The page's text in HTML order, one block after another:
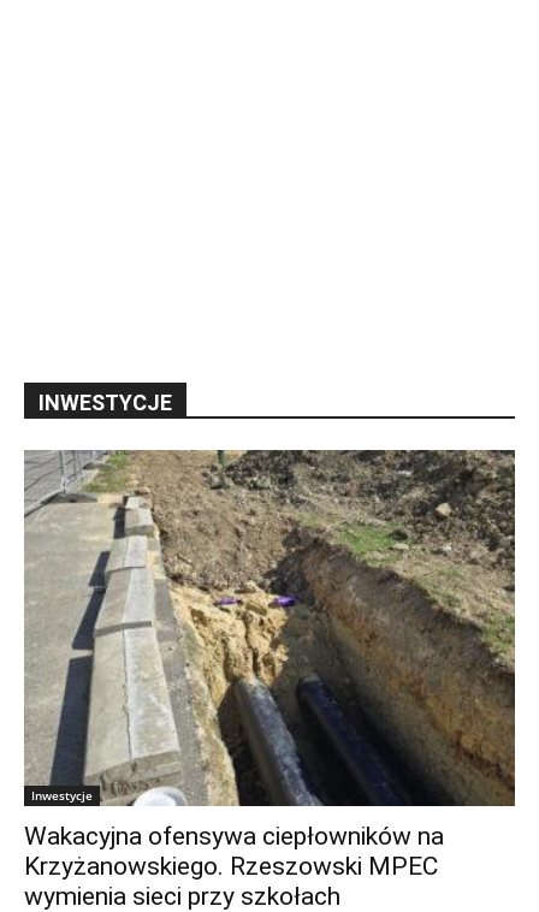
INWESTYCJE
Inwestycje
Wakacyjna ofensywa ciepłowników na
Krzyżanowskiego. Rzeszowski MPEC
wymienia sieci przy szkołach